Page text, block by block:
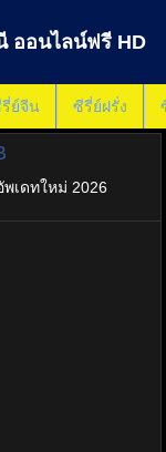
ออนไลน์ฟรี HD
ย์จีน ซีรี่ย์ฝรั่ง
เดทใหม่ 2026